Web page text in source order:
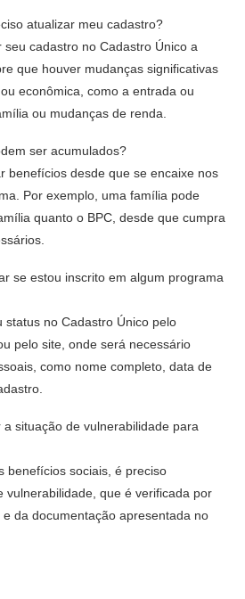
atualizar meu cadastro?
cadastro no Cadastro Único a
que houver mudanças significativas
econômica, como a entrada ou
ou mudanças de renda.
ser acumulados?
benefícios desde que se encaixe nos
Por exemplo, uma família pode
quanto o BPC, desde que cumpra
se estou inscrito em algum programa
status no Cadastro Único pelo
pelo site, onde será necessário
como nome completo, data de
situação de vulnerabilidade para
benefícios sociais, é preciso
vulnerabilidade, que é verificada por
da documentação apresentada no